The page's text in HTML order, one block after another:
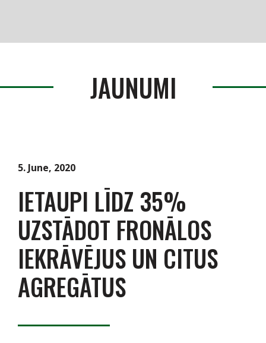
Noliktava
Kontakti
Vakances
JAUNUMI
5. June, 2020
IETAUPI LĪDZ 35%
UZSTĀDOT FRONĀLOS
IEKRĀVĒJUS UN CITUS
AGREGĀTUS